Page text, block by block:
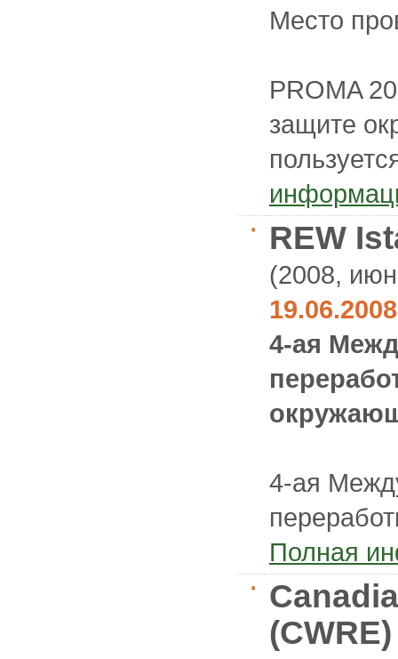
Место
PROMA
защите
REW
(2008,
4-ая
4-ая
Полная